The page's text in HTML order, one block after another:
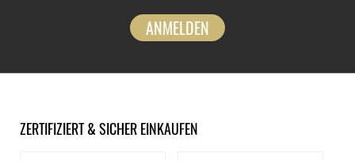
ANMELDEN
ZERTIFIZIERT & SICHER EINKAUFEN